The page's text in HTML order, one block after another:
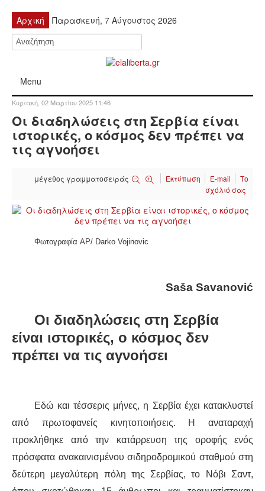
Αρχική Παρασκευή, 7 Αύγουστος 2026
Menu
ΚΙΝΗΤΟΠΟΙΉΣΕΙΣ
ΑΝΑΛΎΣΕΙΣ
ΕΙΔΉΣΕΙΣ
ΚΌΣΜΟΣ
ΔΥΤΙΚΉ ΕΥΡΏΠΗ
ΜΈΣΗ ΑΝΑΤΟΛΉ / ΒΌΡΕΙΑ ΑΦΡΙΚΉ
ΒΌΡΕΙΑ ΑΜΕΡΙΚΉ
Κυριακή, 02 Μαρτίου 2025 11:46
Οι διαδηλώσεις στη Σερβία είναι
ιστορικές, ο κόσμος δεν πρέπει να
τις αγνοήσει
μέγεθος γραμματοσειράς Εκτύπωση E-mail
Το
σχόλιό σας
Φωτογραφία AP/ Darko Vojinovic
Saša Savanović
Οι διαδηλώσεις στη Σερβία
είναι ιστορικές, ο κόσμος δεν
πρέπει να τις αγνοήσει
Εδώ και τέσσερις μήνες, η Σερβία έχει κατακλυστεί
από πρωτοφανείς κινητοποιήσεις. Η αναταραχή
προκλήθηκε από την κατάρρευση της οροφής ενός
πρόσφατα ανακαινισμένου σιδηροδρομικού σταθμού στη
δεύτερη μεγαλύτερη πόλη της Σερβίας, το Νόβι Σαντ,